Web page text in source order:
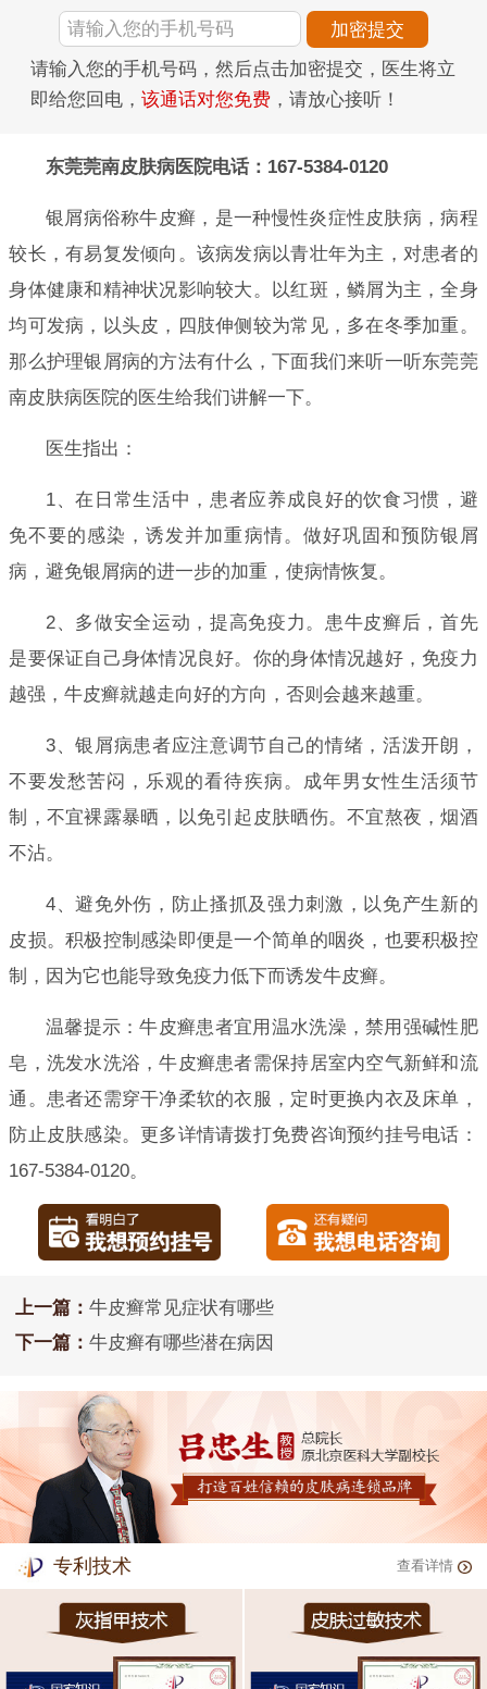
请输入您的手机号码，然后点击加密提交，医生将立
即给您回电， 该通话对您免费 ，请放心接听！
东莞莞南皮肤病医院电话：167-5384-0120
银屑病俗称牛皮癣，是一种慢性炎症性皮肤病，病程
较长，有易复发倾向。该病发病以青壮年为主，对患者的
身体健康和精神状况影响较大。以红斑，鳞屑为主，全身
均可发病，以头皮，四肢伸侧较为常见，多在冬季加重。
那么护理银屑病的方法有什么，下面我们来听一听东莞莞
南皮肤病医院的医生给我们讲解一下。
医生指出：
1、在日常生活中，患者应养成良好的饮食习惯，避
免不要的感染，诱发并加重病情。做好巩固和预防银屑
病，避免银屑病的进一步的加重，使病情恢复。
2、多做安全运动，提高免疫力。患牛皮癣后，首先
是要保证自己身体情况良好。你的身体情况越好，免疫力
越强，牛皮癣就越走向好的方向，否则会越来越重。
3、银屑病患者应注意调节自己的情绪，活泼开朗，
不要发愁苦闷，乐观的看待疾病。成年男女性生活须节
制，不宜裸露暴晒，以免引起皮肤晒伤。不宜熬夜，烟酒
不沾。
4、避免外伤，防止搔抓及强力刺激，以免产生新的
皮损。积极控制感染即便是一个简单的咽炎，也要积极控
制，因为它也能导致免疫力低下而诱发牛皮癣。
温馨提示：牛皮癣患者宜用温水洗澡，禁用强碱性肥
皂，洗发水洗浴，牛皮癣患者需保持居室内空气新鲜和流
通。患者还需穿干净柔软的衣服，定时更换内衣及床单，
防止皮肤感染。更多详情请拨打免费咨询预约挂号电话：
167-5384-0120。
上一篇： 牛皮癣常见症状有哪些
下一篇： 牛皮癣有哪些潜在病因
专利技术 查看详情